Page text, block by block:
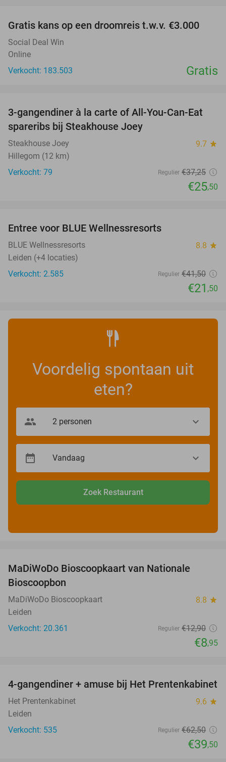
Gratis kans op een droomreis t.w.v. €3.000
Social Deal Win
Online
Verkocht: 183.503
Gratis
32%
3-gangendiner à la carte of All-You-Can-Eat
spareribs bij Steakhouse Joey
Steakhouse Joey 9.7 star
Hillegom (12 km)
Verkocht: 79
Regulier €37,25
€25,50
Entree voor BLUE Wellnessresorts
BLUE Wellnessresorts 8.8 star
Leiden (+4 locaties)
Verkocht: 2.585
Regulier €41,50
€21 ,50
Voordelig spontaan uit
eten?
Zoek Restaurant
MaDiWoDo Bioscoopkaart van Nationale
Bioscoopbon
MaDiWoDo Bioscoopkaart 8.8 star
Leiden
Verkocht: 20.361
Regulier €12,90
€8,95
37%
4-gangendiner + amuse bij Het Prentenkabinet
Het Prentenkabinet 9.6 star
Leiden
Verkocht: 535
Regulier €62,50
€39,50